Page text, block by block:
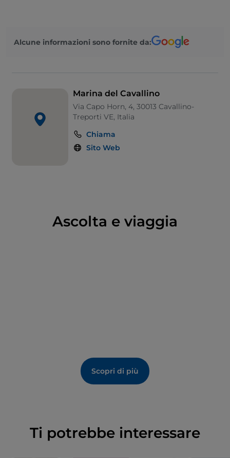
Alcune informazioni sono fornite da:
Marina del Cavallino
Via Capo Horn, 4, 30013 Cavallino-
Treporti VE, Italia
Chiama
Sito Web
Ascolta e viaggia
Scopri di più
Ti potrebbe interessare